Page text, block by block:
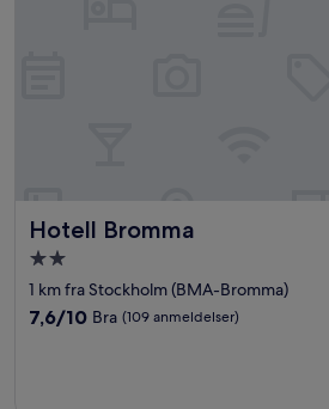
Hotell Bromma
Hotell Bromma
Overnattingssted
med
2.0
stjerner
1 km fra Stockholm (BMA-Bromma)
7.6
7,6/10 Bra (109 anmeldelser)